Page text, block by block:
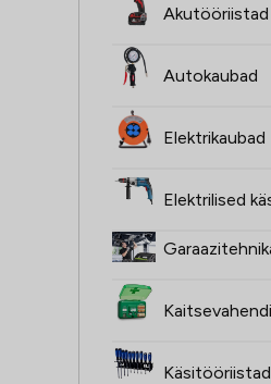
Akutööriistad
Autokaubad
Elektrikaubad
Elektrilised
Käsitööriistad